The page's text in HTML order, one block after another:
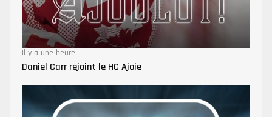
Il y a une heure
Daniel Carr rejoint le HC Ajoie